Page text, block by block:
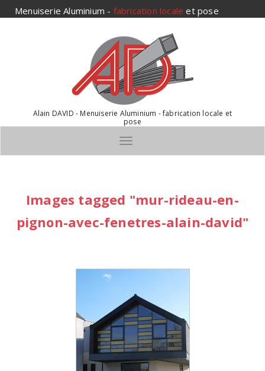
Aller
au
Menuiserie Aluminium - fabrication locale et pose
Alain DAVID - Menuiserie Aluminium - fabrication locale et
pose
Toggle navigation
Images tagged "mur-rideau-en-
pignon-avec-fenetres-alain-david"